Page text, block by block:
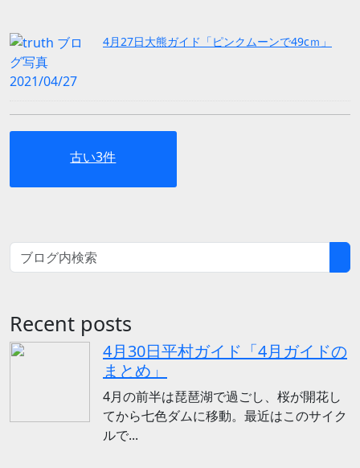
4月27日大熊ガイド「ピンクムーンで49cｍ」
古い3件
Recent posts
4月30日平村ガイド「4月ガイドの
まとめ」
4月の前半は琵琶湖で過ごし、桜が開花し
てから七色ダムに移動。最近はこのサイク
ルで...